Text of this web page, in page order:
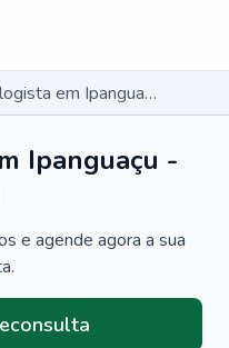
Pneumologista em Ipanguaçu - RN
Ipanguaçu -
e agende agora a sua